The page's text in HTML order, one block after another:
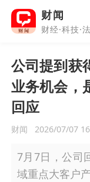
财闻
财经·科技·
公司提到获
业务机会，
回应
财闻 2026/07/07
7月7日，公司
域重点大客户